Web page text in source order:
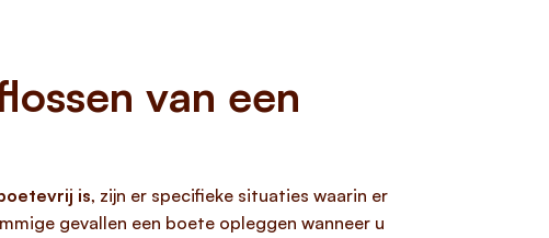
van een
is, zijn er specifieke situaties waarin er
gevallen een boete opleggen wanneer u